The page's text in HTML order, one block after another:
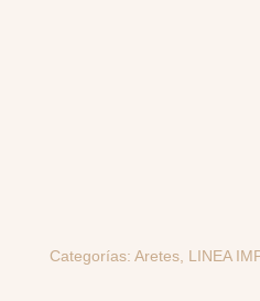
Categorías: Aretes, LINEA